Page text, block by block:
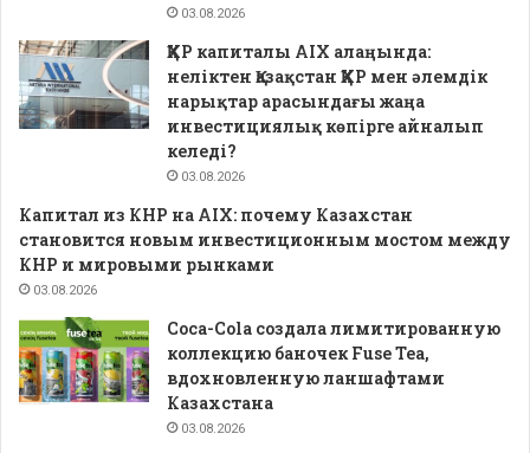
03.08.2026
ҚХР капиталы AIX алаңында:
неліктен Қазақстан ҚХР мен әлемдік
нарықтар арасындағы жаңа
инвестициялық көпірге айналып
келеді?
03.08.2026
Капитал из КНР на AIX: почему Казахстан
становится новым инвестиционным мостом между
КНР и мировыми рынками
03.08.2026
Coca-Cola создала лимитированную
коллекцию баночек Fuse Tea,
вдохновленную ланшафтами
Казахстана
03.08.2026